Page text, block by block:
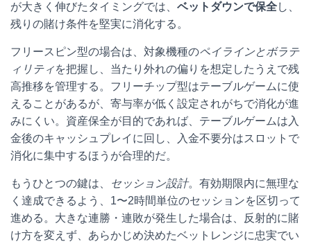
が大きく伸びたタイミングでは、 ベットダウンで保全し、
残りの賭け条件を堅実に消化する。
フリースピン型の場合は、対象機種のペイラインとボラテ
ィリティを把握し、当たり外れの偏りを想定したうえで残
高推移を管理する。フリーチップ型はテーブルゲームに使
えることがあるが、寄与率が低く設定されがちで消化が進
みにくい。資産保全が目的であれば、テーブルゲームは入
金後のキャッシュプレイに回し、入金不要分はスロットで
消化に集中するほうが合理的だ。
もうひとつの鍵は、 セッション設計。有効期限内に無理な
く達成できるよう、1〜2時間単位のセッションを区切って
進める。大きな連勝・連敗が発生した場合は、反射的に賭
け方を変えず、あらかじめ決めたベットレンジに忠実でい